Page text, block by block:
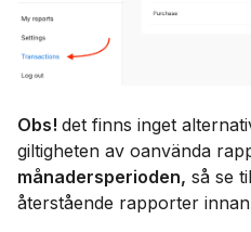
Obs! det finns inget
giltigheten av oanvända
månadersperioden, så se
återstående rapporter